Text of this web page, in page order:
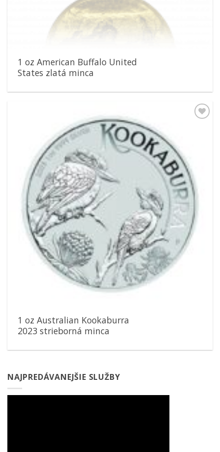
1 oz American Buffalo United
States zlatá minca
1 oz Australian Kookaburra
2023 strieborná minca
NAJPREDÁVANEJŠIE SLUŽBY